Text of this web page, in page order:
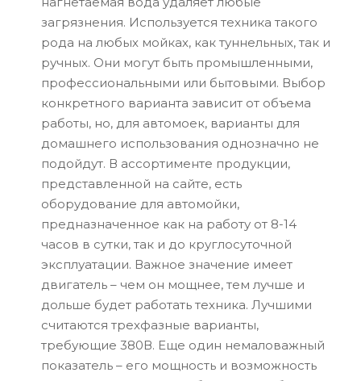
загрязнения. Используется техника такого
рода на любых мойках, как туннельных, так и
ручных. Они могут быть промышленными,
профессиональными или бытовыми. Выбор
конкретного варианта зависит от объема
работы, но, для автомоек, варианты для
домашнего использования однозначно не
подойдут. В ассортименте продукции,
представленной на сайте, есть
оборудование для автомойки,
предназначенное как на работу от 8-14
часов в сутки, так и до круглосуточной
эксплуатации. Важное значение имеет
двигатель – чем он мощнее, тем лучше и
дольше будет работать техника. Лучшими
считаются трехфазные варианты,
требующие 380В. Еще один немаловажный
показатель – его мощность и возможность